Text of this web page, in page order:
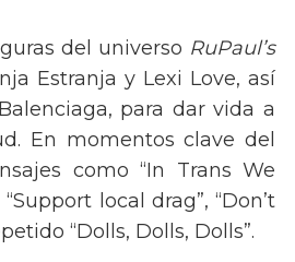
del universo RuPaul’s
Estranja y Lexi Love, así
para dar vida a
En momentos clave del
como “In Trans We
local drag”, “Don’t
“Dolls, Dolls, Dolls”.